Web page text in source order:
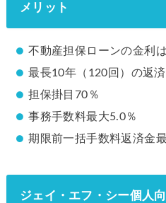
メリット
不動産担保ローンの金利
最長10年（120回）の返
担保掛目70％
事務手数料最大5.0％
期限前一括手数料返済金
ジェイ・エフ・シー個人